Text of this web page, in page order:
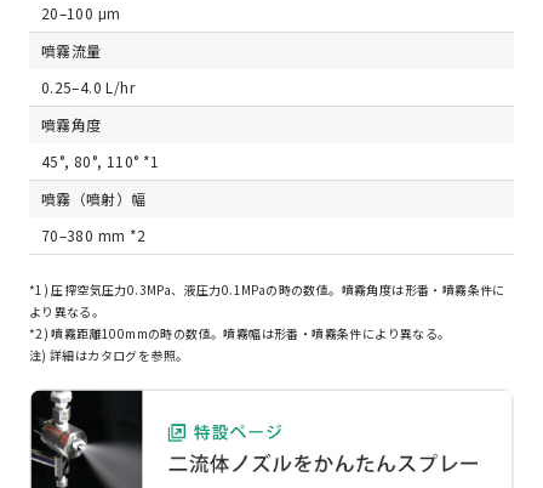
20–100 μm
噴霧流量
0.25–4.0 L/hr
噴霧角度
45°, 80°, 110° *1
噴霧（噴射）幅
70–380 mm *2
*1) 圧搾空気圧力0.3MPa、液圧力0.1MPaの時の数値。噴霧角度は形番・噴霧条件に
より異なる。
*2) 噴霧距離100mmの時の数値。噴霧幅は形番・噴霧条件により異なる。
注) 詳細はカタログを参照。